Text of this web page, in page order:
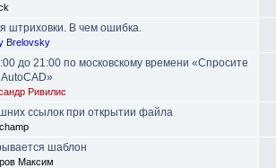
штриховки. В чем ошибка.
Brelovsky
до 21:00 по московскому времени «Спросите
Ривилис
ссылок при открытии файла
шаблон
Максим